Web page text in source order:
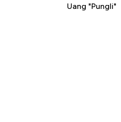
Uang "Pungli"